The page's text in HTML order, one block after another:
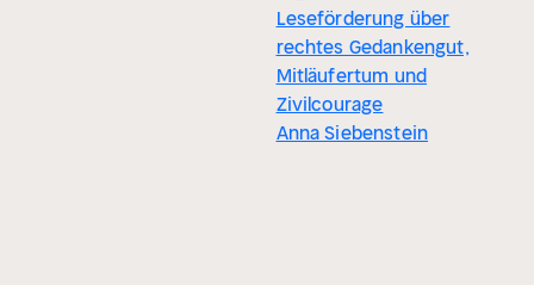
Leseförderung über
rechtes Gedankengut,
Mitläufertum und
Zivilcourage
Anna Siebenstein